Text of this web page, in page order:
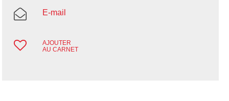
E-mail
AJOUTER
AU CARNET